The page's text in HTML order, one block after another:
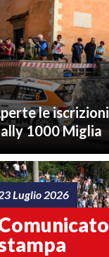
le
1000 Miglia
Luglio 2026